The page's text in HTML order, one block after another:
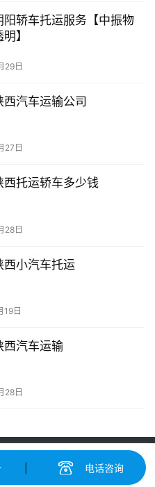
阳轿车托运服务【中振物
】
29日
西汽车运输公司
27日
西托运轿车多少钱
28日
西小汽车托运
19日
西汽车运输
28日
查询-中振汽车托运物流平台
振物流有限公司 版权所有
电话咨询